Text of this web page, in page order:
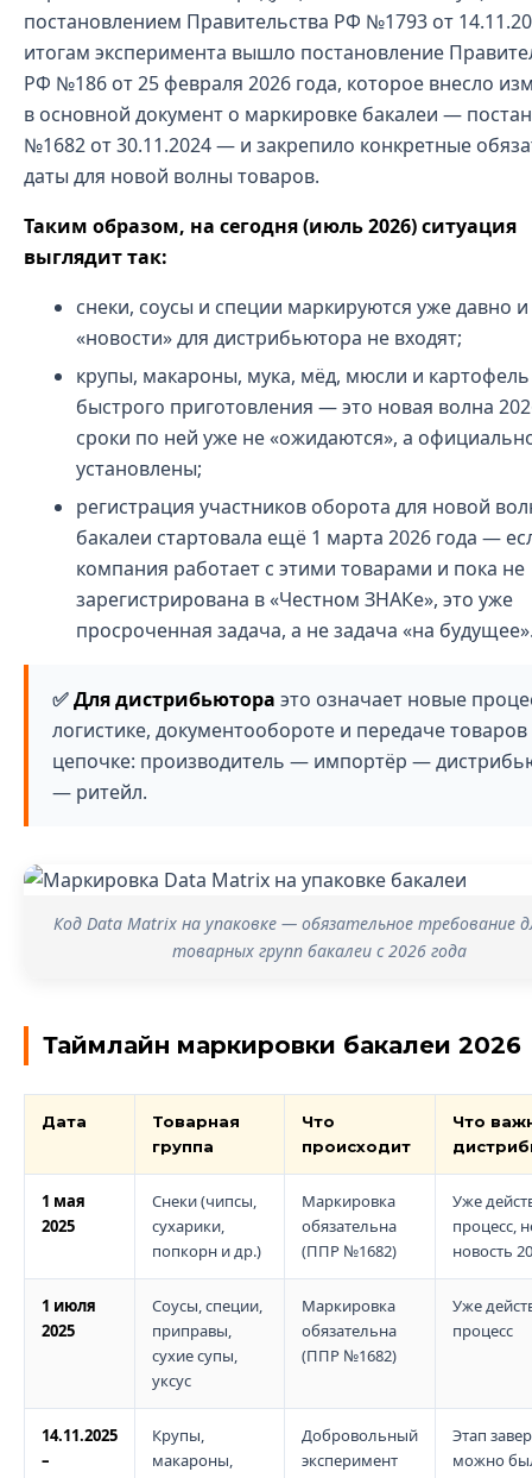
постановлением Правительства РФ №1793 от
итогам эксперимента вышло постановление
РФ №186 от 25 февраля 2026 года, которое внесло
в основной документ о маркировке бакалеи —
№1682 от 30.11.2024 — и закрепило конкретные
даты для новой волны товаров.
Таким образом, на сегодня (июль 2026) ситуация
выглядит так:
снеки, соусы и специи маркируются уже давно и
«новости» для дистрибьютора не входят;
крупы, макароны, мука, мёд, мюсли и картофель
быстрого приготовления — это новая волна
сроки по ней уже не «ожидаются», а
установлены;
регистрация участников оборота для новой
бакалеи стартовала ещё 1 марта 2026 года —
компания работает с этими товарами и пока не
зарегистрирована в «Честном ЗНАКе», это уже
просроченная задача, а не задача «на
Для дистрибьютора это означает новые
логистике, документообороте и передаче
цепочке: производитель — импортёр —
— ритейл.
Код Data Matrix на упаковке — обязательное требование
товарных групп бакалеи с 2026 года
Таймлайн маркировки бакалеи 2026
Дата
Товарная
группа
Что
происходит
Что
1 мая
2025
Снеки (чипсы,
сухарики,
попкорн и др.)
Маркировка
обязательна
(ППР №1682)
Уже
процесс,
новость
1 июля
2025
Соусы, специи,
приправы,
сухие супы,
уксус
Маркировка
обязательна
(ППР №1682)
Уже
процесс
14.11.2025
–
Крупы,
макароны,
Добровольный
эксперимент
Этап
можно